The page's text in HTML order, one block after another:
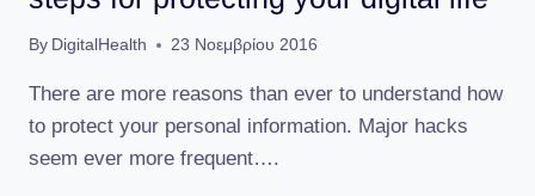
By DigitalHealth 23 Νοεμβρίου 2016
There are more reasons than ever to understand how
to protect your personal information. Major hacks
seem ever more frequent….